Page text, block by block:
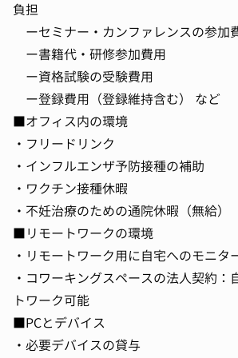
負担
ーセミナー・カンファレンスの参加
ー書籍代・研修参加費用
ー資格試験の受験費用
ー登録費用（登録維持含む） など
■オフィス内の環境
・フリードリンク
・インフルエンザ予防接種の補助
・ワクチン接種休暇
・不妊治療のための通院休暇（無給）
■リモートワークの環境
・リモートワーク用に自宅へのモニタ
・コワーキングスペースの法人契約：
トワーク可能
■PCとデバイス
・必要デバイスの貸与